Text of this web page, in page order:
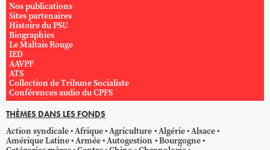
Nos publications
Sites partenaires
Histoire du PSU
Biographies
Le Maltais Rouge
IED
AAVPF
ATS
Collection de Tribune Socialiste
Conférences audio du CPFS
THÈMES DANS LES FONDS
Action syndicale Afrique Agriculture Algérie Alsace
Amérique Latine Armée Autogestion
Bourgogne